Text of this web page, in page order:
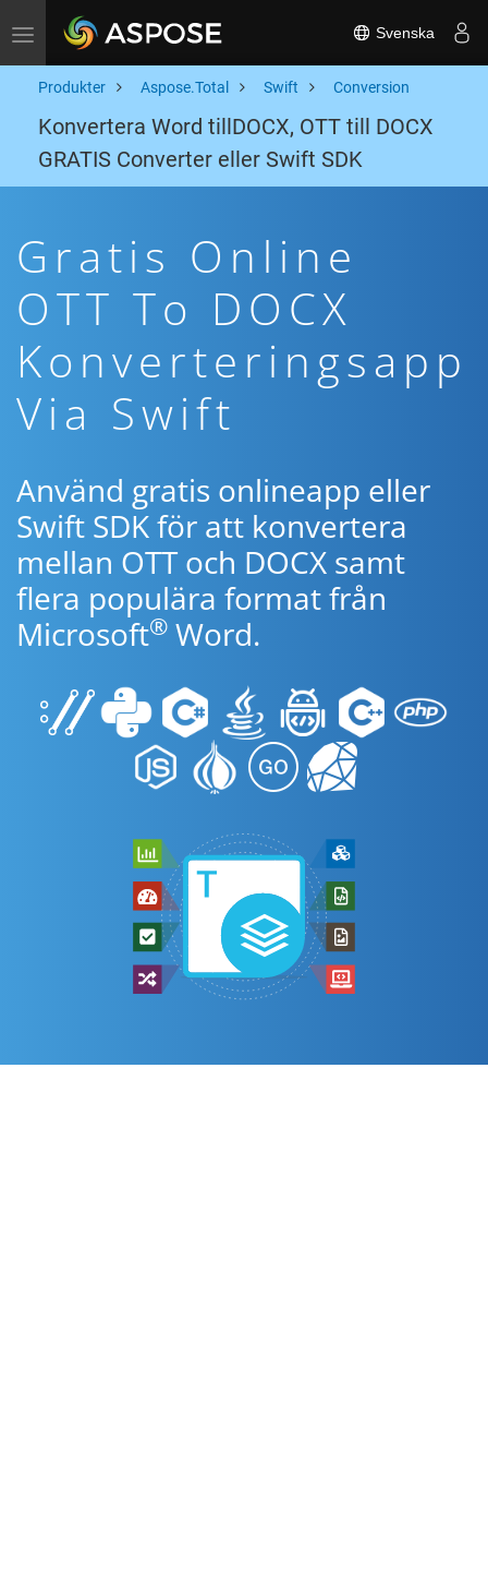
Toggle navigation Svenska
Produkter Aspose.Total Swift Conversion
Konvertera Word tillDOCX, OTT till DOCX
GRATIS Converter eller Swift SDK
Gratis Online
OTT To DOCX
Konverteringsapp
Via Swift
Använd gratis onlineapp eller
Swift SDK för att konvertera
mellan OTT och DOCX samt
flera populära format från
Microsoft® Word.